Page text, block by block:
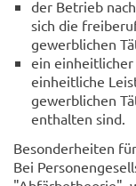
der Betrieb
sich die
gewerblichen
ein
einheitliche
gewerblichen
enthalten sind.
Besonderheiten
Bei